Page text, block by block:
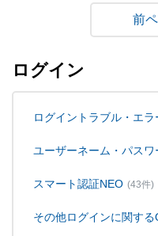
ログイン
ログイントラブル・エラ
ユーザーネーム・パスワ
スマート認証NEO (43件)
その他ログインに関する